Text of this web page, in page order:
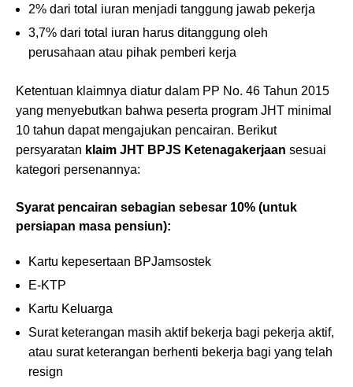
2% dari total iuran menjadi tanggung jawab pekerja
3,7% dari total iuran harus ditanggung oleh
perusahaan atau pihak pemberi kerja
Ketentuan klaimnya diatur dalam PP No. 46 Tahun 2015
yang menyebutkan bahwa peserta program JHT minimal
10 tahun dapat mengajukan pencairan. Berikut
persyaratan klaim JHT BPJS Ketenagakerjaan sesuai
kategori persenannya:
Syarat pencairan sebagian sebesar 10% (untuk
persiapan masa pensiun):
Kartu kepesertaan BPJamsostek
E-KTP
Kartu Keluarga
Surat keterangan masih aktif bekerja bagi pekerja aktif,
atau surat keterangan berhenti bekerja bagi yang telah
resign